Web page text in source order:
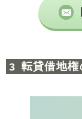
転貸借地